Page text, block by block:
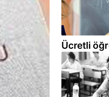
Ücretli